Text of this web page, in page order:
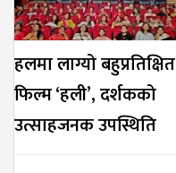
हलमा लाग्यो बहुप्रतिक्षित
फिल्म ‘हली’, दर्शकको
उत्साहजनक उपस्थिति